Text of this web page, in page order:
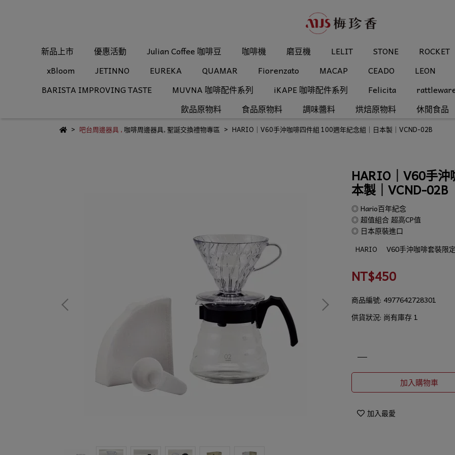
新品上市 優惠活動 Julian Coffee 咖啡豆 咖啡機 磨豆機 LELIT STONE ROCKET
xBloom
JETINNO EUREKA QUAMAR Fiorenzato MACAP CEADO LEON
BARISTA IMPROVING TASTE
MUVNA 咖啡配件系列 iKAPE 咖啡配件系列 Felicita
飲品原物料
食品原物料 調味醬料 烘焙原物料 休閒食品
吧台周邊器具, 咖啡周邊器具,聖誕交換禮物專區 HARIO｜V60手沖咖啡四件組 100週年紀念組｜日本製｜VCND-02B
HARIO｜V60手沖
本製｜VCND-02B
◎ Hario百年紀念
◎ 超值組合 超高CP值
◎ 日本原裝進口
HARIO V60手沖咖啡套裝限
NT$450
商品編號: 4977642728301
供貨狀況: 尚有庫存 1
加入購物車
加入最愛